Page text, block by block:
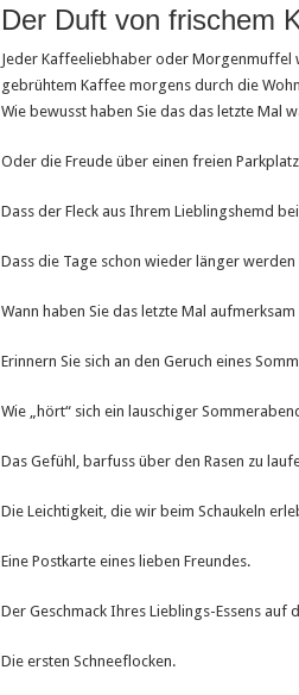
Der Duft von frischem
Jeder Kaffeeliebhaber oder Morgenmuffel
gebrühtem Kaffee morgens durch die
Wie bewusst haben Sie das das letzte Mal
Oder die Freude über einen freien
Dass der Fleck aus Ihrem Lieblingshemd
Dass die Tage schon wieder länger
Wann haben Sie das letzte Mal
Erinnern Sie sich an den Geruch eines
Wie „hört“ sich ein lauschiger
Das Gefühl, barfuss über den Rasen zu
Die Leichtigkeit, die wir beim Schaukeln
Eine Postkarte eines lieben Freundes.
Der Geschmack Ihres Lieblings-Essens auf
Die ersten Schneeflocken.